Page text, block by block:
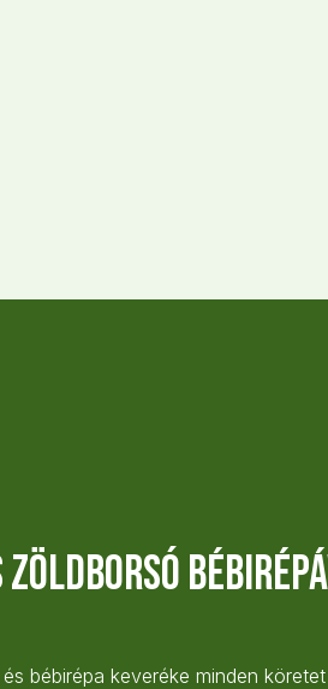
Zöldborsó
bébirépa keveréke minden köretet